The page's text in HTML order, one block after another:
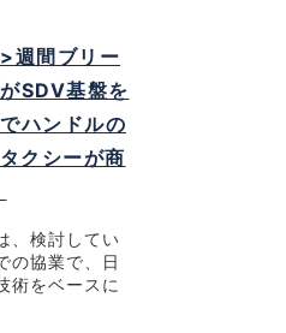
間ブリー
SDV基盤を
ハンドルの
クシーが商
、検討してい
の協業で、日
術をベースに